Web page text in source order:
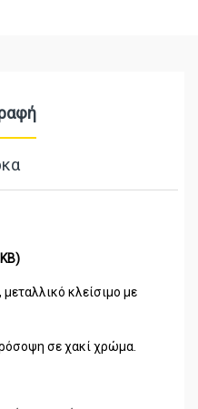
κλείσιμο με
σε χακί χρώμα.